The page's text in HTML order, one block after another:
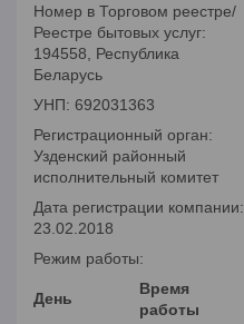
Номер в Торговом реестре/
Реестре бытовых услуг:
194558, Республика
Беларусь
УНП: 692031363
Регистрационный орган:
Узденский районный
исполнительный комитет
Дата регистрации компании:
23.02.2018
Режим работы:
День
Время
работы